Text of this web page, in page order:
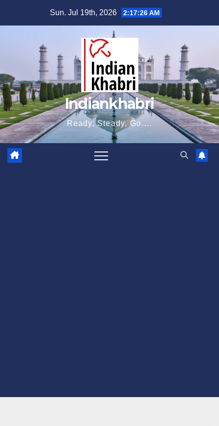
Sun. Jul 19th, 2026 2:17:26 AM
Indiankhabri
Ready, Steady, Go….